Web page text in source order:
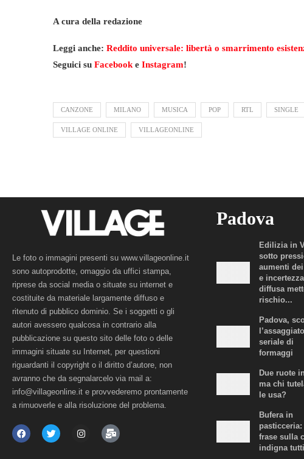
A cura della redazione
Leggi anche: Reddito universale: libertà o smarrimento
Seguici su Facebook e Instagram!
CANZONE MILANO MUSICA POP RTL SINGLE
VILLAGE ONLINE VILLAGEONLINE
Le foto o immagini presenti su www.villageonline.it
sono autoprodotte, omaggio da uffici stampa,
riprese da social media o situate su internet e
costituite da materiale largamente diffuso e
ritenuto di pubblico dominio. Se i soggetti o gli
autori avessero qualcosa in contrario alla
pubblicazione su questo sito delle foto o delle
immagini situate su Internet, per questioni
riguardanti il copyright o il diritto d’autore, non
avranno che da segnalarcelo via mail a:
info@villageonline.it e provvederemo prontamente
a rimuoverle e alla risoluzione del problema.
Padova
Edilizia in
sotto
aumenti
e incertezza
diffusa
rischio...
Padova,
seriale di
formaggi
Due ruote
ma chi
le usa?
Bufera in
pasticceria:
frase sulla
indigna tutti